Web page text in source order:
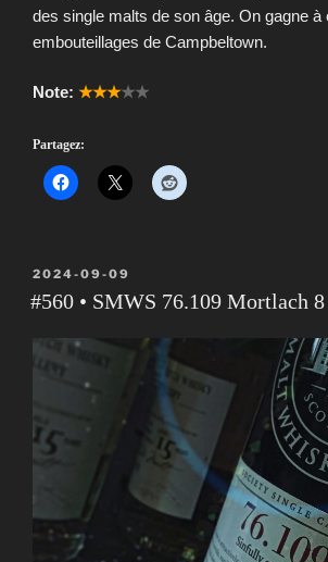
des single malts de son âge. On gagne à
embouteillages de Campbeltown.
Note: ★★★★★
Partagez:
PUBLIÉ
LE
2024-09-09
#560 • SMWS 76.109 Mortlach 8